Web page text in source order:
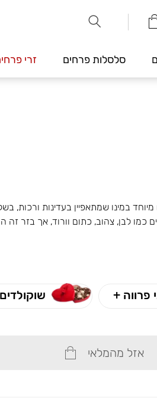
סלסלות פרחים זרי
במינו שמתאפיין בעדינות ורכות,
כמו לבן, צהוב, כתום וורוד, אך בזר זה
פרווה +
אזל מהמלאי